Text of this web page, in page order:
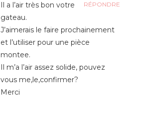
RÉPONDRE
Il a l’air très bon votre
gateau.
J’aimerais le faire prochainement
et l’utiliser pour une pièce
montee.
Il m’a l’air assez solide, pouvez
vous me,le,confirmer?
Merci